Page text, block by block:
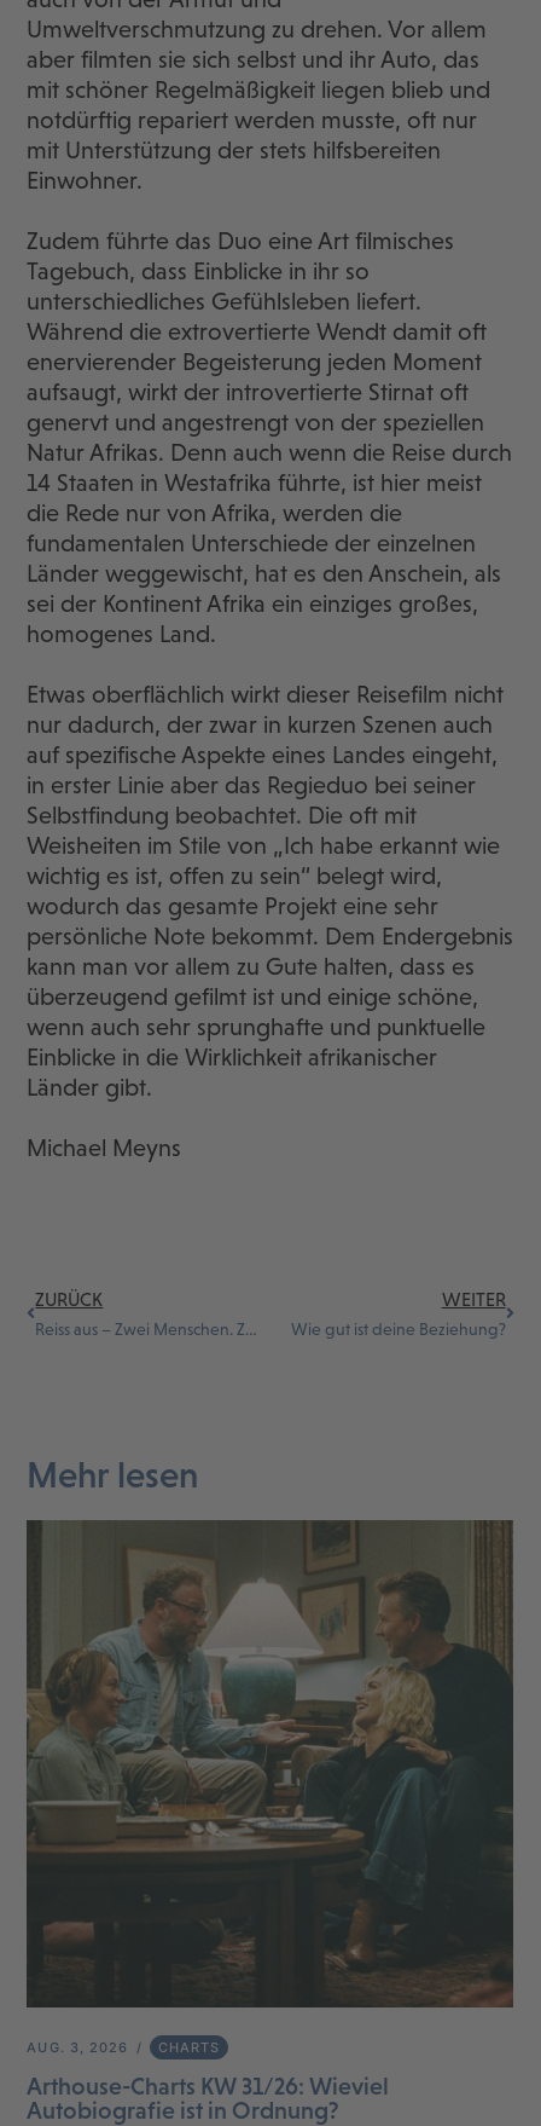
Umweltverschmutzung zu drehen. Vor allem
aber filmten sie sich selbst und ihr Auto, das
mit schöner Regelmäßigkeit liegen blieb und
notdürftig repariert werden musste, oft nur
mit Unterstützung der stets hilfsbereiten
Einwohner.
Zudem führte das Duo eine Art filmisches
Tagebuch, dass Einblicke in ihr so
unterschiedliches Gefühlsleben liefert.
Während die extrovertierte Wendt damit oft
enervierender Begeisterung jeden Moment
aufsaugt, wirkt der introvertierte Stirnat oft
genervt und angestrengt von der speziellen
Natur Afrikas. Denn auch wenn die Reise durch
14 Staaten in Westafrika führte, ist hier meist
die Rede nur von Afrika, werden die
fundamentalen Unterschiede der einzelnen
Länder weggewischt, hat es den Anschein, als
sei der Kontinent Afrika ein einziges großes,
homogenes Land.
Etwas oberflächlich wirkt dieser Reisefilm nicht
nur dadurch, der zwar in kurzen Szenen auch
auf spezifische Aspekte eines Landes eingeht,
in erster Linie aber das Regieduo bei seiner
Selbstfindung beobachtet. Die oft mit
Weisheiten im Stile von „Ich habe erkannt wie
wichtig es ist, offen zu sein“ belegt wird,
wodurch das gesamte Projekt eine sehr
persönliche Note bekommt. Dem Endergebnis
kann man vor allem zu Gute halten, dass es
überzeugend gefilmt ist und einige schöne,
wenn auch sehr sprunghafte und punktuelle
Einblicke in die Wirklichkeit afrikanischer
Länder gibt.
Michael Meyns
ZURÜCK
Reiss aus – Zwei Menschen. Zwei Jahre. Ein Traum
WEITER
Wie gut ist deine Beziehung?
Mehr lesen
AUG. 3, 2026 CHARTS
Arthouse-Charts KW 31/26: Wieviel
Autobiografie ist in Ordnung?